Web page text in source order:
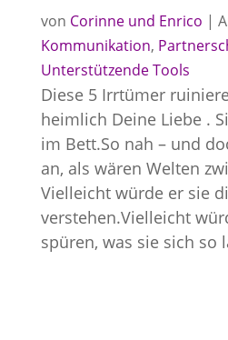
von Corinne und Enrico |
Kommunikation,
Unterstützende Tools
Diese 5 Irrtümer
heimlich Deine Liebe .
im Bett.So nah – und
an, als wären Welten
Vielleicht würde er sie
verstehen.Vielleicht
spüren, was sie sich so